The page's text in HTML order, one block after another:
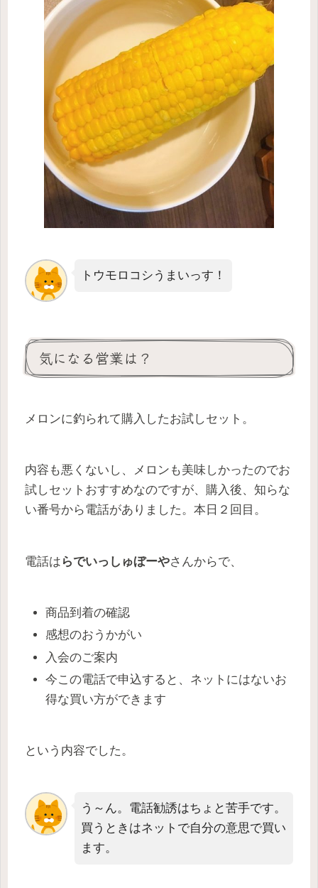
トウモロコシうまいっす！
気になる営業は？
メロンに釣られて購入したお試しセット。
内容も悪くないし、メロンも美味しかったのでお
試しセットおすすめなのですが、購入後、知らな
い番号から電話がありました。本日２回目。
電話は らでいっしゅぼーやさんからで、
商品到着の確認
感想のおうかがい
入会のご案内
今この電話で申込すると、ネットにはないお
得な買い方ができます
という内容でした。
う～ん。電話勧誘はちょと苦手です。
買うときはネットで自分の意思で買い
ます。